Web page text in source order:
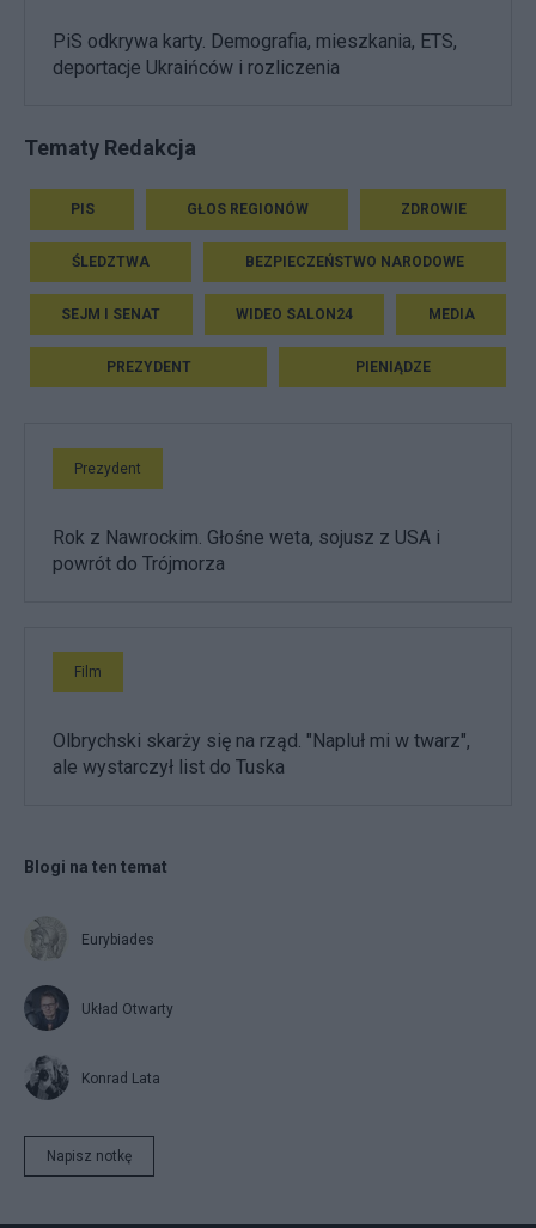
PiS odkrywa karty. Demografia, mieszkania, ETS,
deportacje Ukraińców i rozliczenia
Tematy Redakcja
PIS GŁOS REGIONÓW ZDROWIE
ŚLEDZTWA BEZPIECZEŃSTWO NARODOWE
SEJM I SENAT WIDEO SALON24 MEDIA
PREZYDENT PIENIĄDZE
Prezydent
Rok z Nawrockim. Głośne weta, sojusz z USA i
powrót do Trójmorza
Film
Olbrychski skarży się na rząd. "Napluł mi w twarz",
ale wystarczył list do Tuska
Blogi na ten temat
Eurybiades
Układ Otwarty
Konrad Lata
Napisz notkę